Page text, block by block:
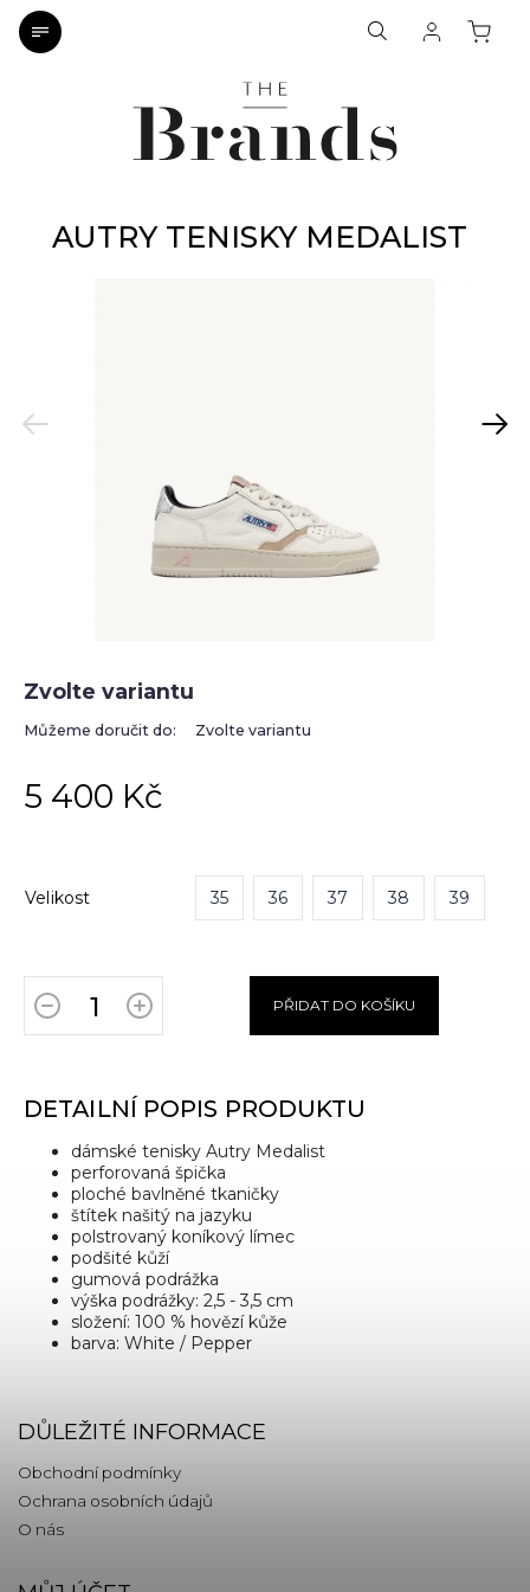
AUTRY TENISKY MEDALIST
Previous Next
Velikost 35 36 37 38 39
5 400 Kč
Zvolte variantu
Můžeme doručit do: Zvolte variantu
PŘIDAT DO KOŠÍKU
DETAILNÍ POPIS PRODUKTU
dámské tenisky Autry Medalist
perforovaná špička
ploché bavlněné tkaničky
štítek našitý na jazyku
polstrovaný koníkový límec
podšité kůží
gumová podrážka
výška podrážky: 2,5 - 3,5 cm
složení: 100 % hovězí kůže
barva: White / Pepper
DŮLEŽITÉ INFORMACE
Obchodní podmínky
Ochrana osobních údajů
O nás